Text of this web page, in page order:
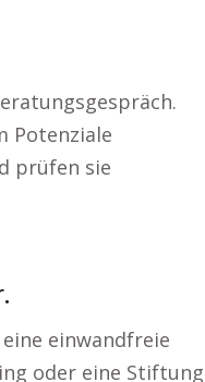
Potenziale
prüfen sie
einwandfreie
oder eine Stiftung